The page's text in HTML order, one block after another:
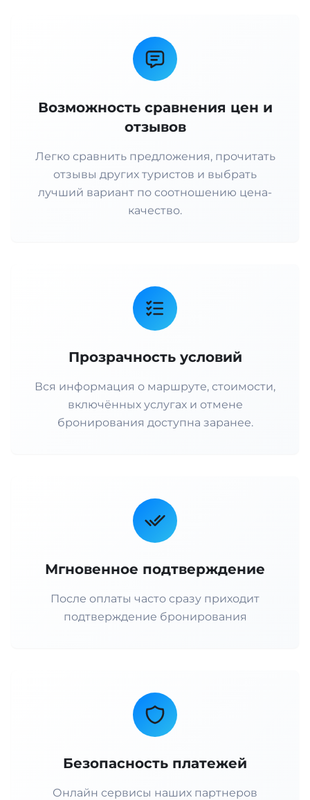
Возможность сравнения цен и
отзывов
Легко сравнить предложения, прочитать
отзывы других туристов и выбрать
лучший вариант по соотношению цена-
качество.
Прозрачность условий
Вся информация о маршруте, стоимости,
включённых услугах и отмене
бронирования доступна заранее.
Мгновенное подтверждение
После оплаты часто сразу приходит
подтверждение бронирования
Безопасность платежей
Онлайн сервисы наших партнеров